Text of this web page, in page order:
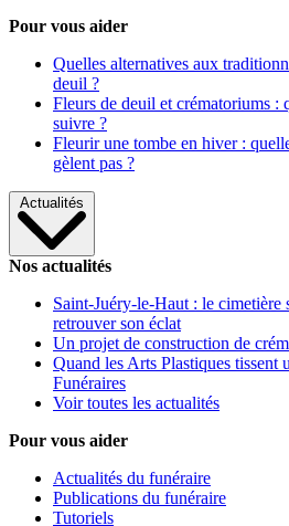
Pour vous aider
Quelles alternatives aux
deuil ?
Fleurs de deuil et crématoriums :
suivre ?
Fleurir une tombe en hiver :
gèlent pas ?
Actualités
Nos actualités
Saint-Juéry-le-Haut : le cimetière
retrouver son éclat
Un projet de construction de
Quand les Arts Plastiques tissent
Funéraires
Voir toutes les actualités
Pour vous aider
Actualités du funéraire
Publications du funéraire
Tutoriels